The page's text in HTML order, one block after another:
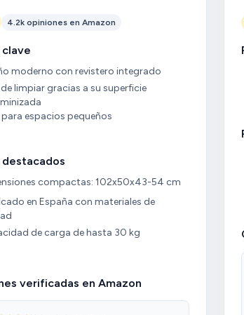
4.2k opiniones en Amazon
clave
moderno con revistero integrado
limpiar gracias a su superficie
para espacios pequeños
destacados
compactas: 102x50x43-54 cm
en España con materiales de
de carga de hasta 30 kg
verificadas en Amazon